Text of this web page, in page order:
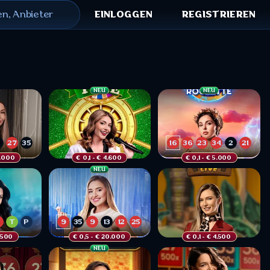
Anbieter EINLOGGEN REGISTRIEREN
27 35
10 30
35 21
NEU
€ 0,1 - € 4.600
NEU
€ 0,1 - € 5.000
16 36 23 34 2 21
3 5 15 7 7 12
7 29 23 10
32 34
T P
B
NEU
€ 0,5 - € 20.000
9 35 9 13 12 25
10 3 27 24 12 26
€ 0,1 - € 4.500
NEU